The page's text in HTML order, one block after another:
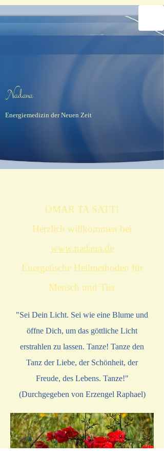
Na​dana​
Energiemedizin der Neuen Zeit
OMAR TA SATT!
Herzlich willkommen bei
www.nadana.de
Energetische Heilmethoden für
Mensch und Tier
"Sei Dein Licht. Sei wie eine Blume und
öffne Dich, um das göttliche Licht
erstrahlen zu lassen. Tanze! Tanze den
Tanz der Liebe, der Schönheit, der
Freude, des Lebens. Tanze!"
(Durchgegeben von Erzengel Raphael)